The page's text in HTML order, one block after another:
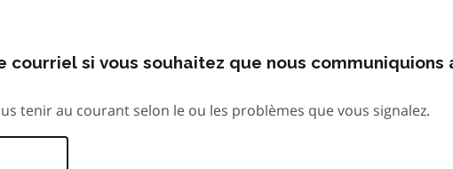
si vous souhaitez que nous communiquions
tenir au courant selon le ou les problèmes que vous signalez.